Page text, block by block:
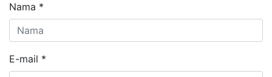
Nama *
E-mail *